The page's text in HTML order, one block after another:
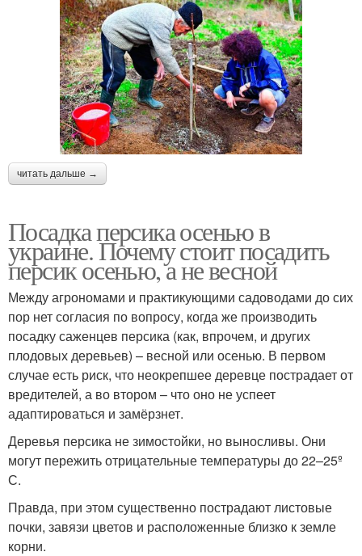
читать дальше →
Посадка персика осенью в
украине. Почему стоит посадить
персик осенью, а не весной
Между агрономами и практикующими садоводами до сих
пор нет согласия по вопросу, когда же производить
посадку саженцев персика (как, впрочем, и других
плодовых деревьев) – весной или осенью. В первом
случае есть риск, что неокрепшее деревце пострадает от
вредителей, а во втором – что оно не успеет
адаптироваться и замёрзнет.
Деревья персика не зимостойки, но выносливы. Они
могут пережить отрицательные температуры до 22–25º
С.
Правда, при этом существенно пострадают листовые
почки, завязи цветов и расположенные близко к земле
корни.